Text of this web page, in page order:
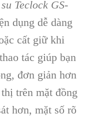
Teclock GS-
dụng dễ dàng
cất giữ khi
tác giúp bạn
đơn giản hơn
thị trên mặt đồng
át hơn, mặt số rõ